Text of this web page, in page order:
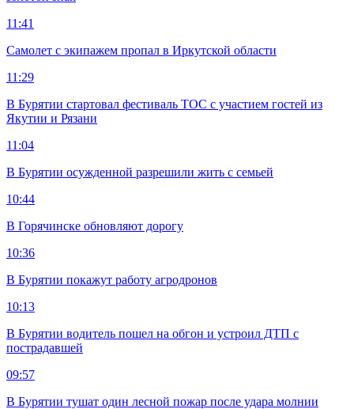
11:41
Самолет с экипажем пропал в Иркутской области
11:29
В Бурятии стартовал фестиваль ТОС с участием гостей из
Якутии и Рязани
11:04
В Бурятии осужденной разрешили жить с семьей
10:44
В Горячинске обновляют дорогу
10:36
В Бурятии покажут работу агродронов
10:13
В Бурятии водитель пошел на обгон и устроил ДТП с
пострадавшей
09:57
В Бурятии тушат один лесной пожар после удара молнии